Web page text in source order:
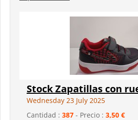
Stock Zapatillas con
Wednesday 23 July 2025
Cantidad : 387 - Precio : 3,50 €